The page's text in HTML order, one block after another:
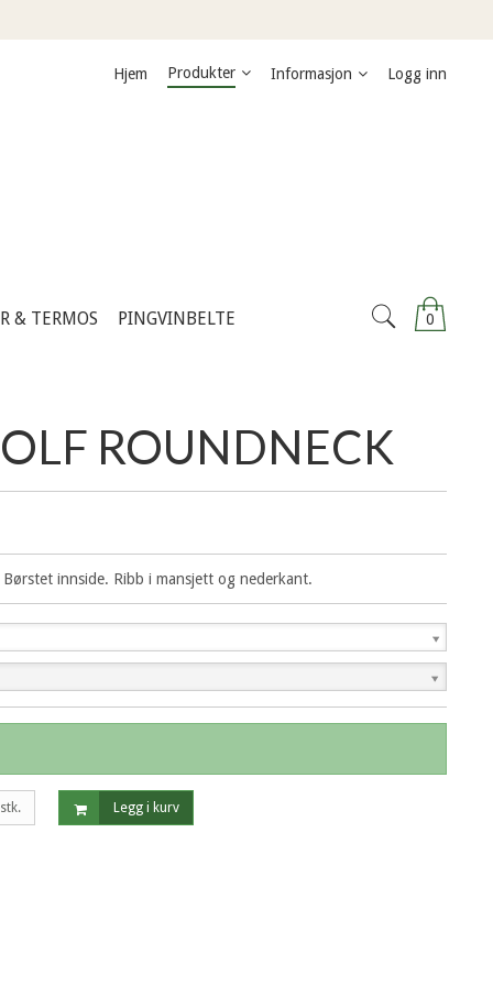
Hjem Produkter Informasjon Logg inn
0
& TERMOS PINGVINBELTE
ROUNDNECK
innside. Ribb i mansjett og nederkant.
stk. Legg i kurv